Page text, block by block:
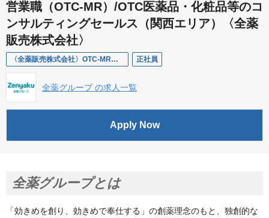
営業職（OTC-MR）/OTC医薬品・化粧品等のコ
ンサルティングセールス（関西エリア）〈全薬
販売株式会社〉
〈全薬販売株式会社〉OTC-MR（関西エリア） 正社員
全薬グループ の求人一覧
Apply Now
全薬グループとは
「効きめを創り、効きめで奉仕する」の創薬理念のもと、独創的な